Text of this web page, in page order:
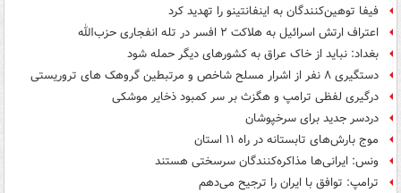
فیفا توهین‌کنندگان به اینفانتینو را تهدید کرد
اعتراف ارتش اسرائیل به هلاکت ۲ افسر در تله انفجاری حزب‌الله
بغداد: نباید از خاک عراق به کشورهای دیگر حمله شود
دستگیری ۸ نفر از اشرار مسلح شاخص و مرتبطین گروهک های تروریستی
درگیری لفظی ترامپ و هگزث بر سر کمبود ذخایر موشکی
دردسر جدید برای سرخپوشان
موج بارش‌های تابستانه در راه ۱۱ استان
ونس: ایرانی‌ها مذاکره‌کنندگان سرسختی هستند
ترامپ: توافق با ایران را ترجیح می‌دهم